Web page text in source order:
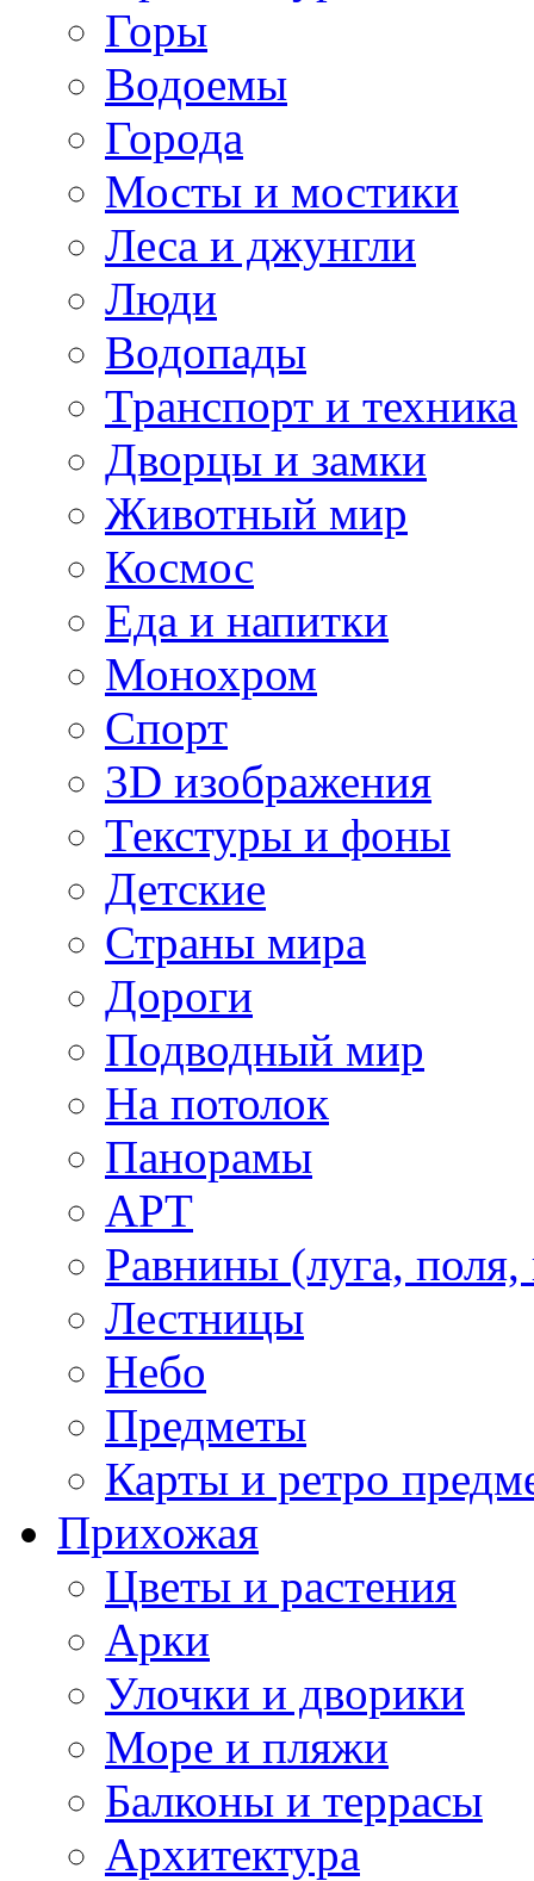
Горы
Водоемы
Города
Мосты и мостики
Леса и джунгли
Люди
Водопады
Транспорт и техника
Дворцы и замки
Животный мир
Космос
Еда и напитки
Монохром
Спорт
3D изображения
Текстуры и фоны
Детские
Страны мира
Дороги
Подводный мир
На потолок
Панорамы
АРТ
Равнины (луга,
Лестницы
Небо
Предметы
Карты и ретро
Прихожая
Цветы и растения
Арки
Улочки и дворики
Море и пляжи
Балконы и террасы
Архитектура